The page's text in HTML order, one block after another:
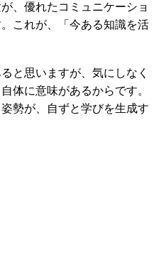
、優れたコミュニケーショ
これが、「今ある知識を活
と思いますが、気にしなく
体に意味があるからです。
勢が、自ずと学びを生成す